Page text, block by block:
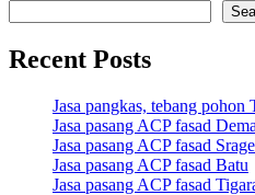
Recent Posts
Jasa pangkas, tebang
Jasa pasang ACP fasad
Jasa pasang ACP fasad
Jasa pasang ACP fasad Batu
Jasa pasang ACP fasad